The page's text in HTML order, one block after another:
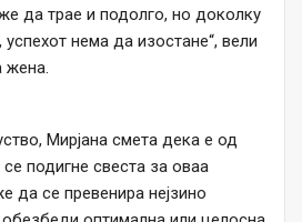
да трае и подолго, но доколку
успехот нема да изостане“, вели
жена.
Мирјана смета дека е од
подигне свеста за оваа
да се превенира нејзино